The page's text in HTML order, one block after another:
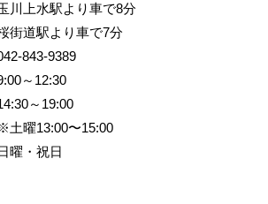
川上水駅より車で8分
街道駅より車で7分
843-9389
～12:30
～19:00
土曜13:00〜15:00
曜・祝日